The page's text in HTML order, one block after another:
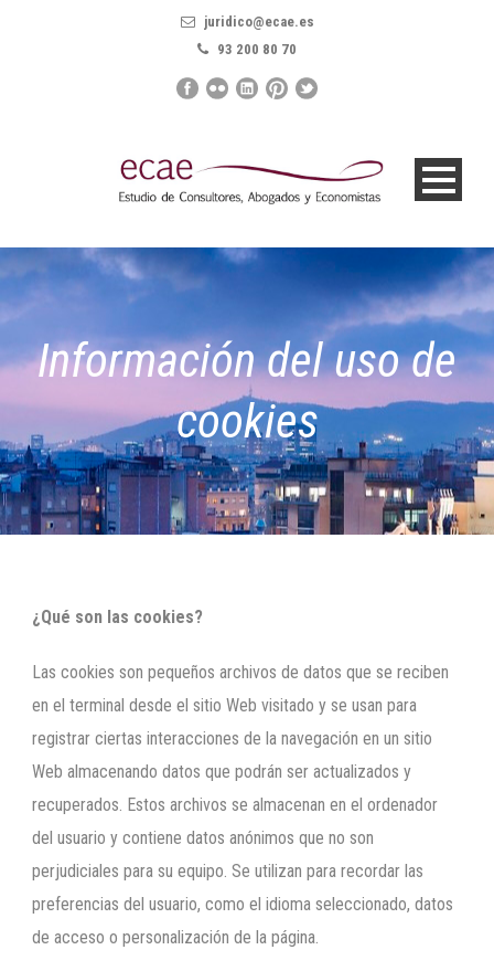
juridico@ecae.es
93 200 80 70
Información del uso de
cookies
¿Qué son las cookies?
Las cookies son pequeños archivos de datos que se reciben
en el terminal desde el sitio Web visitado y se usan para
registrar ciertas interacciones de la navegación en un sitio
Web almacenando datos que podrán ser actualizados y
recuperados. Estos archivos se almacenan en el ordenador
del usuario y contiene datos anónimos que no son
perjudiciales para su equipo. Se utilizan para recordar las
preferencias del usuario, como el idioma seleccionado, datos
de acceso o personalización de la página.